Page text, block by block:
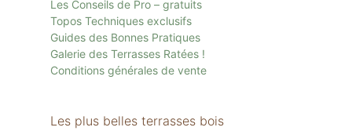
Les Conseils de Pro – gratuits
Topos Techniques exclusifs
Guides des Bonnes Pratiques
Galerie des Terrasses Ratées !
Conditions générales de vente
Les plus belles terrasses bois